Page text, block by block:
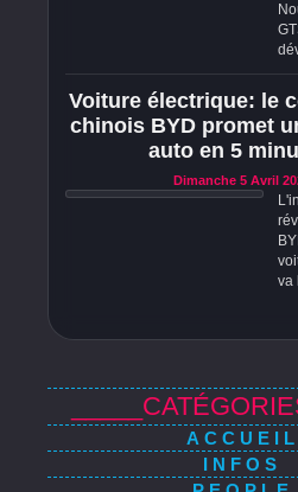
Voiture électrique: le
chinois BYD promet
auto en 5
Dimanche 5 Avril
va
ACCUEIL
INFOS